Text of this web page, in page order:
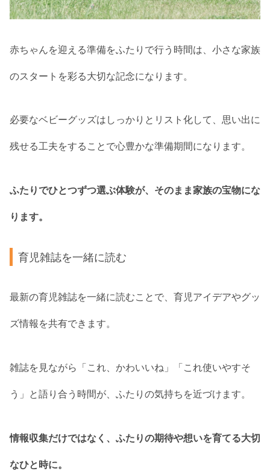
赤ちゃんを迎える準備をふたりで行う時間は、小さな家族
のスタートを彩る大切な記念になります。
必要なベビーグッズはしっかりとリスト化して、思い出に
残せる工夫をすることで心豊かな準備期間になります。
ふたりでひとつずつ選ぶ体験が、そのまま家族の宝物にな
ります。
育児雑誌を一緒に読む
最新の育児雑誌を一緒に読むことで、育児アイデアやグッ
ズ情報を共有できます。
雑誌を見ながら「これ、かわいいね」「これ使いやすそ
う」と語り合う時間が、ふたりの気持ちを近づけます。
情報収集だけではなく、ふたりの期待や想いを育てる大切
なひと時に。